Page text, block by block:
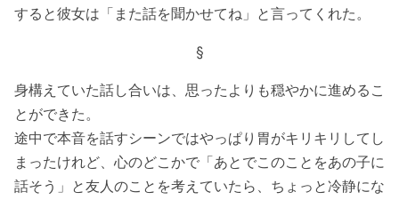
すると彼女は「また話を聞かせてね」と言ってくれた。
§
身構えていた話し合いは、思ったよりも穏やかに進めるこ
とができた。
途中で本音を話すシーンではやっぱり胃がキリキリしてし
まったけれど、心のどこかで「あとでこのことをあの子に
話そう」と友人のことを考えていたら、ちょっと冷静にな